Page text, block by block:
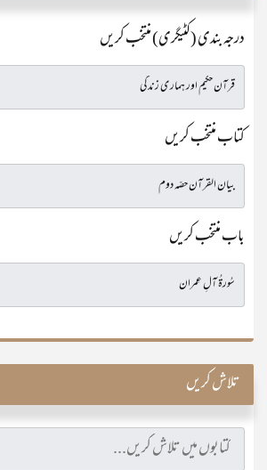
درجہ بندی (کٹیگری) منتخب کریں
کتاب منتخب کریں
باب منتخب کریں
تلاش کریں